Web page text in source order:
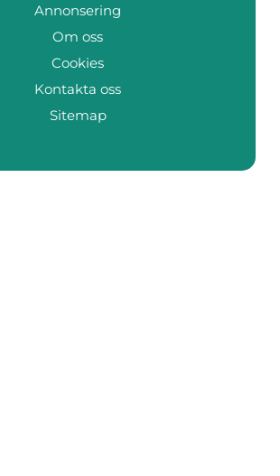
Annonsering
Om oss
Cookies
Kontakta oss
Sitemap